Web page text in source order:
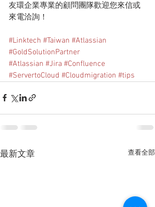
友環企業專業的顧問團隊歡迎您來信或
來電洽詢！
#Linktech #Taiwan #Atlassian
#GoldSolutionPartner
#Atlassian #Jira #Confluence
#ServertoCloud #Cloudmigration #tips
最新文章 查看全部